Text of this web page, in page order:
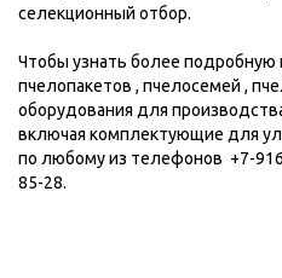
селекционный отбор.
Чтобы узнать более
пчелопакетов , пчелосемей ,
оборудования для
включая комплектующие для
по любому из телефонов +7-
85-28.